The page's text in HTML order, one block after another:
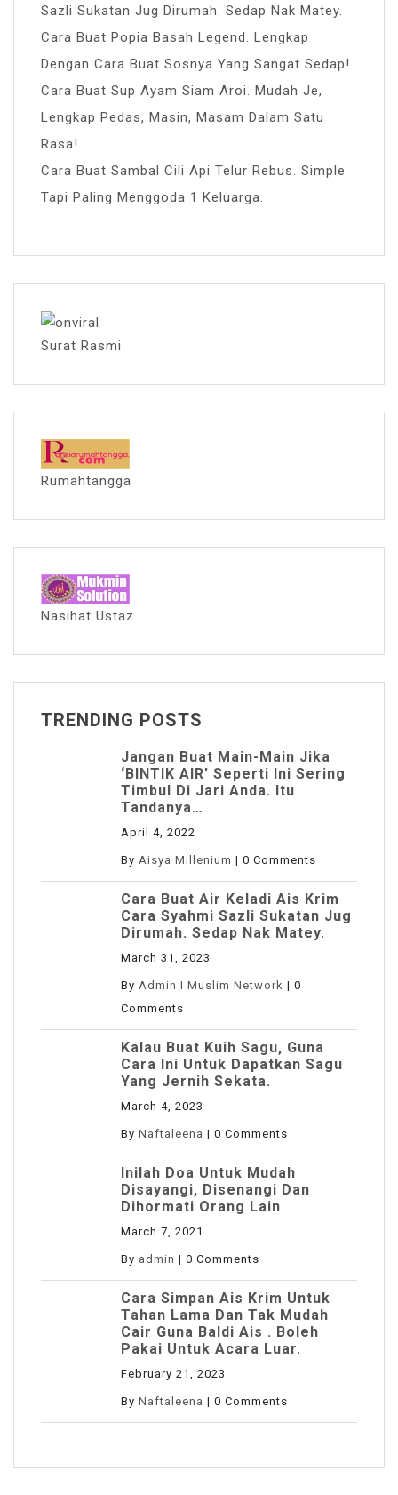
Sazli Sukatan Jug Dirumah. Sedap Nak Matey.
Cara Buat Popia Basah Legend. Lengkap
Dengan Cara Buat Sosnya Yang Sangat Sedap!
Cara Buat Sup Ayam Siam Aroi. Mudah Je,
Lengkap Pedas, Masin, Masam Dalam Satu
Rasa!
Cara Buat Sambal Cili Api Telur Rebus. Simple
Tapi Paling Menggoda 1 Keluarga.
Surat Rasmi
Rumahtangga
Nasihat Ustaz
TRENDING POSTS
Jangan Buat Main-Main Jika
‘BINTIK AIR’ Seperti Ini Sering
Timbul Di Jari Anda. Itu
Tandanya…
April 4, 2022
By Aisya Millenium | 0 Comments
Cara Buat Air Keladi Ais Krim
Cara Syahmi Sazli Sukatan Jug
Dirumah. Sedap Nak Matey.
March 31, 2023
By Admin I Muslim Network | 0
Comments
Kalau Buat Kuih Sagu, Guna
Cara Ini Untuk Dapatkan Sagu
Yang Jernih Sekata.
March 4, 2023
By Naftaleena | 0 Comments
Inilah Doa Untuk Mudah
Disayangi, Disenangi Dan
Dihormati Orang Lain
March 7, 2021
By admin | 0 Comments
Cara Simpan Ais Krim Untuk
Tahan Lama Dan Tak Mudah
Cair Guna Baldi Ais . Boleh
Pakai Untuk Acara Luar.
February 21, 2023
By Naftaleena | 0 Comments